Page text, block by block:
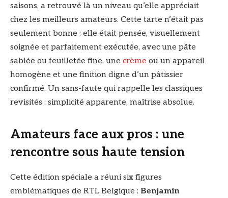
saisons, a retrouvé là un niveau qu’elle appréciait
chez les meilleurs amateurs. Cette tarte n’était pas
seulement bonne : elle était pensée, visuellement
soignée et parfaitement exécutée, avec une pâte
sablée ou feuilletée fine, une crème ou un appareil
homogène et une finition digne d’un pâtissier
confirmé. Un sans-faute qui rappelle les classiques
revisités : simplicité apparente, maîtrise absolue.
Amateurs face aux pros : une
rencontre sous haute tension
Cette édition spéciale a réuni six figures
emblématiques de RTL Belgique : Benjamin